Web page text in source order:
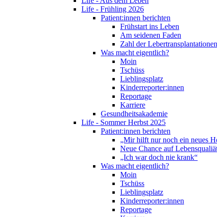
Life - Frühling 2026
Patient:innen berichten
Frühstart ins Leben
Am seidenen Faden
Zahl der
Was macht eigentlich?
Moin
Tschüss
Lieblingsplatz
Kinderreporter:innen
Reportage
Karriere
Gesundheitsakademie
Life - Sommer Herbst 2025
Patient:innen berichten
„Mir hilft nur noch ein neues
Neue Chance auf
„Ich war doch nie krank“
Was macht eigentlich?
Moin
Tschüss
Lieblingsplatz
Kinderreporter:innen
Reportage